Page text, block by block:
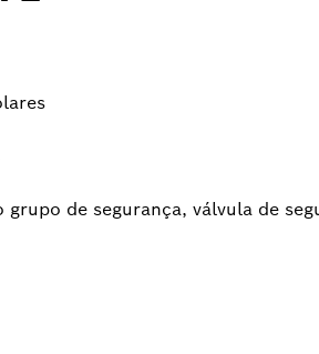
de segurança, válvula de